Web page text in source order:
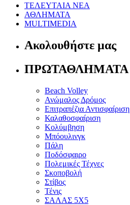
ΤΕΛΕΥΤΑΙΑ ΝΕΑ
ΑΘΛΗΜΑΤΑ
MULTIMEDIA
Ακολουθήστε μας
ΠΡΩΤΑΘΛΗΜΑΤΑ
Beach Volley
Ανώμαλος Δρόμος
Επιτραπέζια Αντισφαίριση
Καλαθοσφαίριση
Κολύμβηση
Μπόουλινγκ
Πάλη
Ποδόσφαιρο
Πολεμικές Τέχνες
Σκοποβολή
Στίβος
Τένις
ΣΑΛΑΣ 5Χ5